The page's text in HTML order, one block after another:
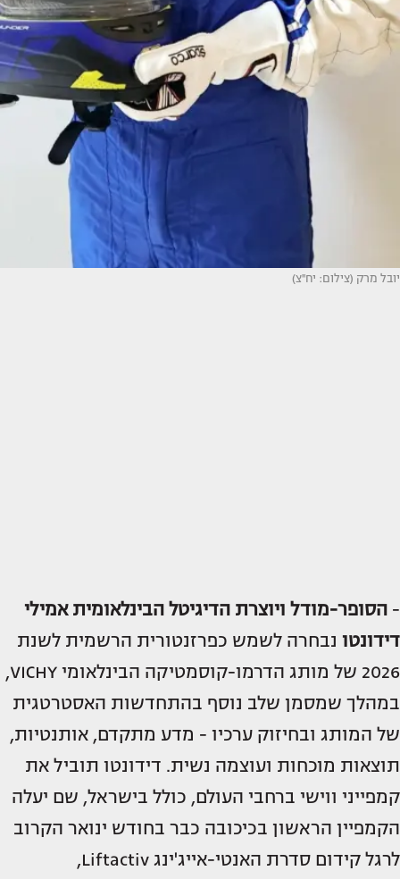
יובל מרק (צילום: יח''צ)
- הסופר-מודל ויוצרת הדיגיטל הבינלאומית אמילי
דידונטו נבחרה לשמש כפרזנטורית הרשמית לשנת
2026 של מותג הדרמו-קוסמטיקה הבינלאומי VICHY,
במהלך שמסמן שלב נוסף בהתחדשות האסטרטגית
של המותג ובחיזוק ערכיו - מדע מתקדם, אותנטיות,
תוצאות מוכחות ועוצמה נשית. דידונטו תוביל את
קמפייני ווישי ברחבי העולם, כולל בישראל, שם יעלה
הקמפיין הראשון בכיכובה כבר בחודש ינואר הקרוב
לרגל קידום סדרת האנטי-אייג'ינג Liftactiv,